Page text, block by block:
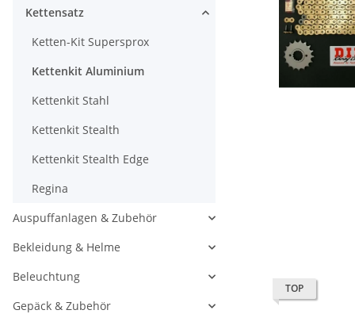
TOP
Kettensatz
Ketten-Kit Supersprox
Kettenkit Aluminium
Kettenkit Stahl
Kettenkit Stealth
Kettenkit Stealth Edge
Regina
Auspuffanlagen & Zubehör
Bekleidung & Helme
Beleuchtung
Gepäck & Zubehör